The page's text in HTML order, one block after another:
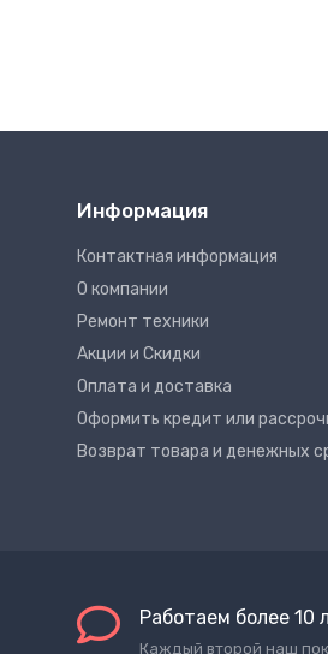
Информация
Контактная информация
О компании
Ремонт техники
Акции и Скидки
Оплата и доставка
Оформить кредит или
Возврат товара и денежных
Работаем более 10
Каждый второй наш